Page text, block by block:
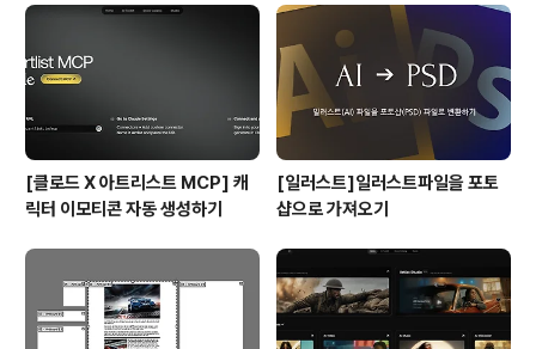
기 위해서 베라르 박사에 의해 고안된 AIT(Auditory Inte
gration Training)라는 치료법을 행하여 청각으로 인한
치유를 하는 연구소 입니다. ※ 브랜딩 의미/k..
[클로드 X 아트리스트 MCP] 캐
릭터 이모티콘 자동 생성하기
[일러스트]일러스트파일을 포토
샵으로 가져오기